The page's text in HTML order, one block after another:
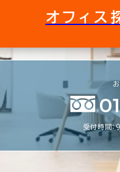
オフィスビ
時は三鬼商
速く、より
す。
オフィス
受付時間